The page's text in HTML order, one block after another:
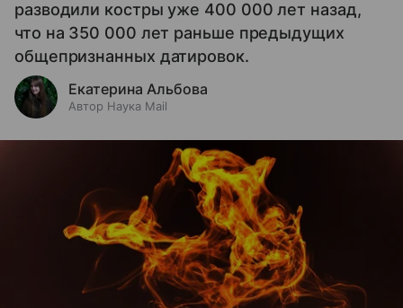
разводили костры уже 400 000 лет назад,
что на 350 000 лет раньше предыдущих
общепризнанных датировок.
Екатерина Альбова
Автор Наука Mail